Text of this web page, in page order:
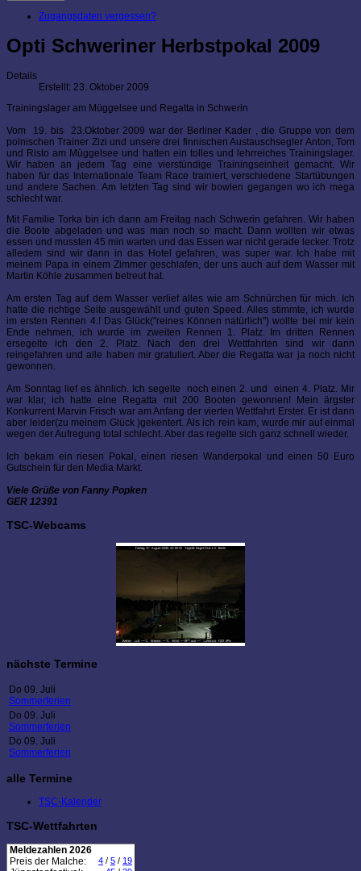
Zugangsdaten vergessen?
Opti Schweriner Herbstpokal 2009
Details
Erstellt: 23. Oktober 2009
Trainingslager am Müggelsee und Regatta in Schwerin
Vom 19. bis 23.Oktober 2009 war der Berliner Kader , die Gruppe von dem
polnischen Trainer Zizi und unsere drei finnischen Austauschsegler Anton, Tom
und Risto am Müggelsee und hatten ein tolles und lehrreiches Trainingslager.
Wir haben an jedem Tag eine vierstündige Trainingseinheit gemacht. Wir
haben für das Internationale Team Race trainiert, verschiedene Startübungen
und andere Sachen. Am letzten Tag sind wir bowlen gegangen wo ich mega
schlecht war.
Mit Familie Torka bin ich dann am Freitag nach Schwerin gefahren. Wir haben
die Boote abgeladen und was man noch so macht. Dann wollten wir etwas
essen und mussten 45 min warten und das Essen war nicht gerade lecker. Trotz
alledem sind wir dann in das Hotel gefahren, was super war. Ich habe mit
meinem Papa in einem Zimmer geschlafen, der uns auch auf dem Wasser mit
Martin Köhle zusammen betreut hat.
Am ersten Tag auf dem Wasser verlief alles wie am Schnürchen für mich. Ich
hatte die richtige Seite ausgewählt und guten Speed. Alles stimmte, ich wurde
im ersten Rennen 4.! Das Glück("reines Können natürlich") wollte bei mir kein
Ende nehmen, ich wurde im zweiten Rennen 1. Platz. Im dritten Rennen
ersegelte ich den 2. Platz. Nach den drei Wettfahrten sind wir dann
reingefahren und alle haben mir gratuliert. Aber die Regatta war ja noch nicht
gewonnen.
Am Sonntag lief es ähnlich. Ich segelte noch einen 2. und einen 4. Platz. Mir
war klar, ich hatte eine Regatta mit 200 Booten gewonnen! Mein ärgster
Konkurrent Marvin Frisch war am Anfang der vierten Wettfahrt Erster. Er ist dann
aber leider(zu meinem Glück )gekentert. Als ich rein kam, wurde mir auf einmal
wegen der Aufregung total schlecht. Aber das regelte sich ganz schnell wieder.
Ich bekam ein riesen Pokal, einen riesen Wanderpokal und einen 50 Euro
Gutschein für den Media Markt.
Viele Grüße von Fanny Popken
GER 12391
TSC-Webcams
nächste Termine
Do 09. Juli
Sommerferien
Do 09. Juli
Sommerferien
Do 09. Juli
Sommerferien
alle Termine
TSC-Kalender
TSC-Wettfahrten
Meldezahlen 2026
Preis der Malche:
4 / 5 / 19